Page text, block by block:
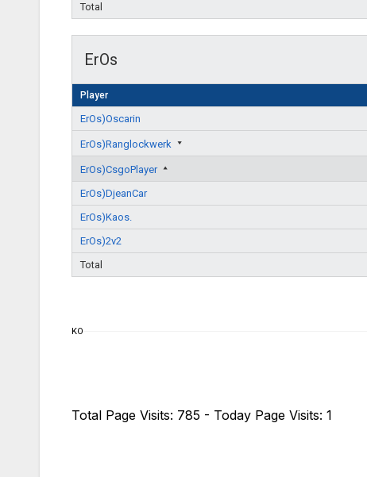
Total
ErOs
Player
ErOs)Oscarin
ErOs)Ranglockwerk
ErOs)CsgoPlayer
ErOs)DjeanCar
ErOs)Kaos.
ErOs)2v2
Total
KO
Total Page Visits: 785 - Today Page Visits: 1